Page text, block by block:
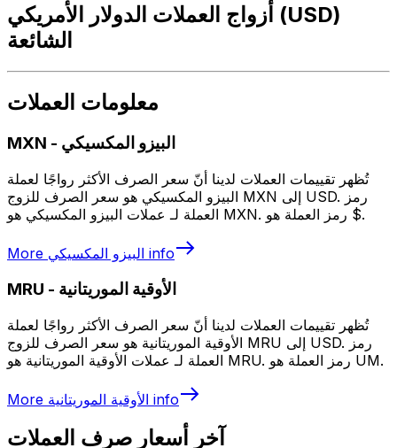
أزواج العملات الدولار الأمريكي (USD)
الشائعة
معلومات العملات
MXN - البيزو المكسيكي
تُظهر تقييمات العملات لدينا أنّ سعر الصرف الأكثر رواجًا لعملة
البيزو المكسيكي هو سعر الصرف للزوج MXN إلى USD. رمز
العملة لـ عملات البيزو المكسيكي هو MXN. رمز العملة هو $.
More البيزو المكسيكي info
MRU - الأوقية الموريتانية
تُظهر تقييمات العملات لدينا أنّ سعر الصرف الأكثر رواجًا لعملة
الأوقية الموريتانية هو سعر الصرف للزوج MRU إلى USD. رمز
العملة لـ عملات الأوقية الموريتانية هو MRU. رمز العملة هو UM.
More الأوقية الموريتانية info
آخر أسعار صرف العملات